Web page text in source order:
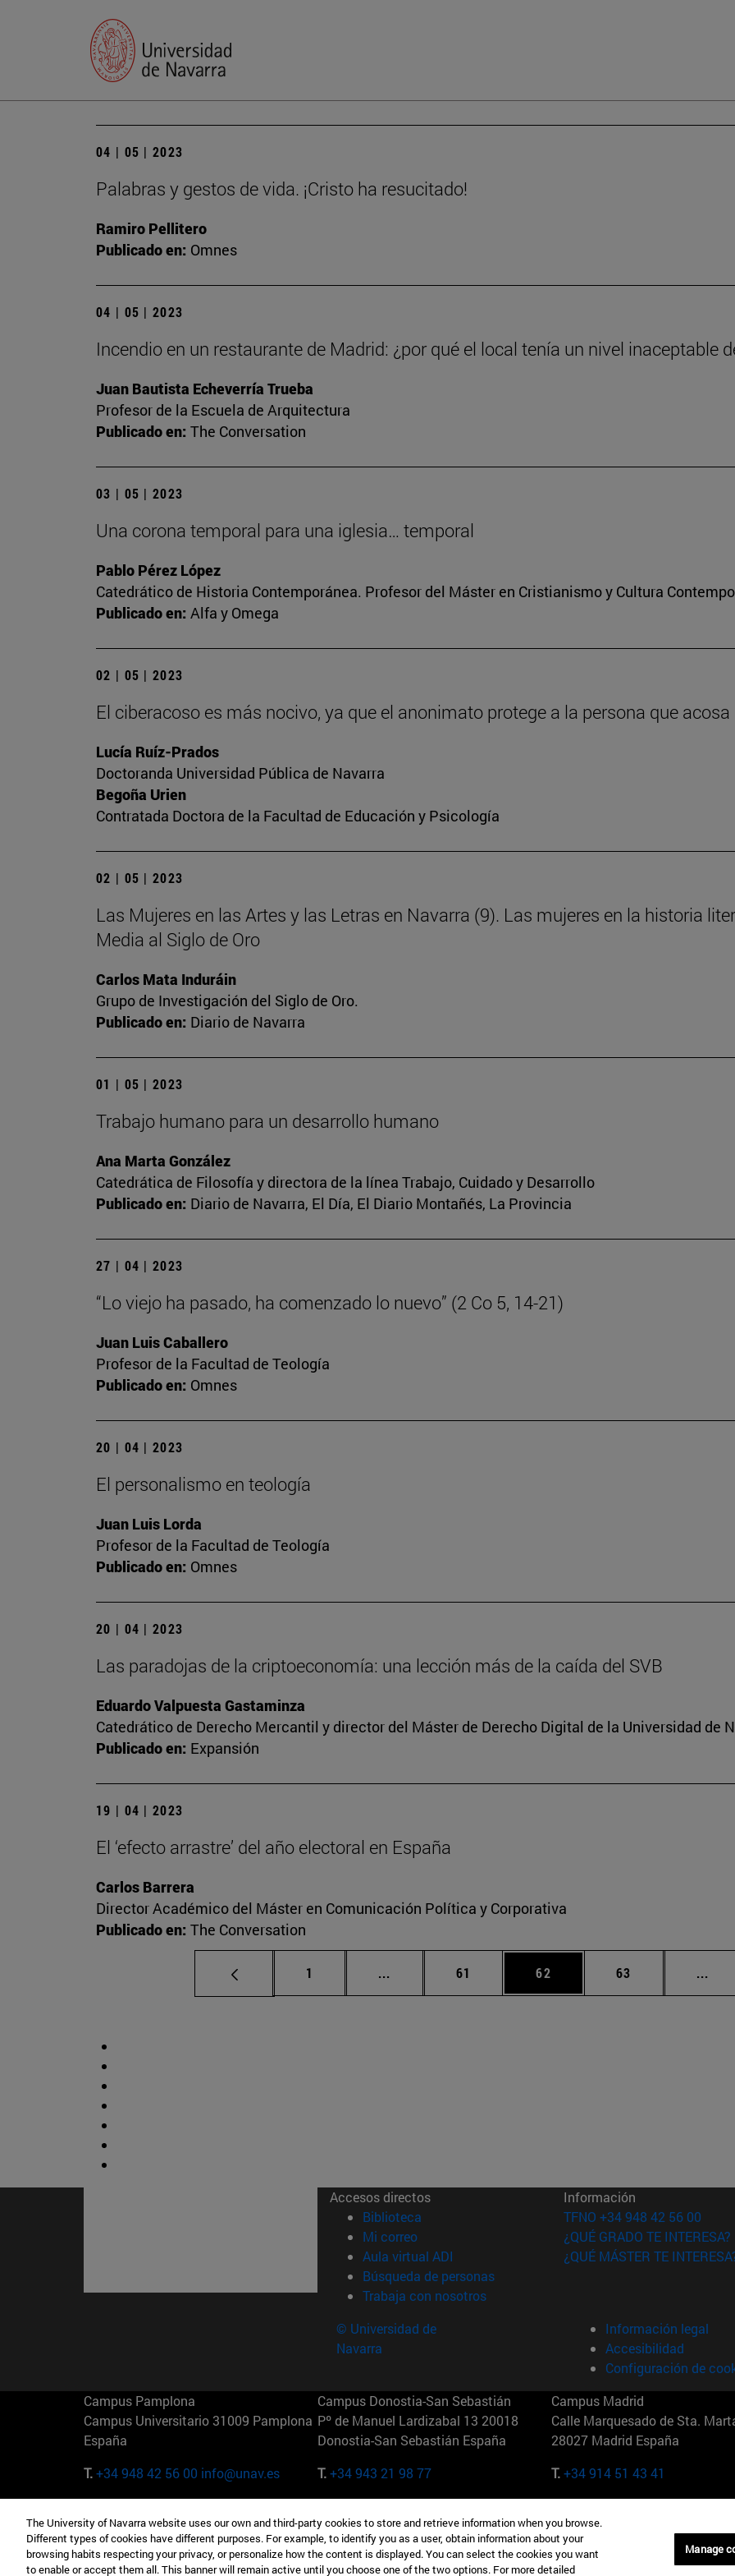
04 | 05 | 2023
Palabras y gestos de vida. ¡Cristo ha resucitado!
Ramiro Pellitero
Publicado en: Omnes
04 | 05 | 2023
Incendio en un restaurante de Madrid: ¿por qué el local tenía un nivel inaceptable
Juan Bautista Echeverría Trueba
Profesor de la Escuela de Arquitectura
Publicado en: The Conversation
03 | 05 | 2023
Una corona temporal para una iglesia… temporal
Pablo Pérez López
Catedrático de Historia Contemporánea. Profesor del Máster en Cristianismo y Cultura
Publicado en: Alfa y Omega
02 | 05 | 2023
El ciberacoso es más nocivo, ya que el anonimato protege a la persona que acosa
Lucía Ruíz-Prados
Doctoranda Universidad Pública de Navarra
Begoña Urien
Contratada Doctora de la Facultad de Educación y Psicología
02 | 05 | 2023
Las Mujeres en las Artes y las Letras en Navarra (9). Las mujeres en la historia
Media al Siglo de Oro
Carlos Mata Induráin
Grupo de Investigación del Siglo de Oro.
Publicado en: Diario de Navarra
01 | 05 | 2023
Trabajo humano para un desarrollo humano
Ana Marta González
Catedrática de Filosofía y directora de la línea Trabajo, Cuidado y Desarrollo
Publicado en: Diario de Navarra, El Día, El Diario Montañés, La Provincia
27 | 04 | 2023
“Lo viejo ha pasado, ha comenzado lo nuevo” (2 Co 5, 14-21)
Juan Luis Caballero
Profesor de la Facultad de Teología
Publicado en: Omnes
20 | 04 | 2023
El personalismo en teología
Juan Luis Lorda
Profesor de la Facultad de Teología
Publicado en: Omnes
20 | 04 | 2023
Las paradojas de la criptoeconomía: una lección más de la caída del SVB
Eduardo Valpuesta Gastaminza
Catedrático de Derecho Mercantil y director del Máster de Derecho Digital de la Universidad de
Publicado en: Expansión
19 | 04 | 2023
El ‘efecto arrastre’ del año electoral en España
Carlos Barrera
Director Académico del Máster en Comunicación Política y Corporativa
Publicado en: The Conversation
Página
1 ... Páginas intermedias Use TAB para desplazarse.
Página
61 Página
62 Página
63 ...
Accesos directos
Biblioteca (abre en nueva ventana)
Mi correo(abre en nueva ventana)
Aula virtual ADI (abre en nueva ventana)
Búsqueda de personas(abre en nueva ventana)
Trabaja con nosotros(abre en nueva ventana)
Información
TFNO +34 948 42 56 00
¿QUÉ GRADO TE INTERESA?
¿QUÉ MÁSTER TE
© Universidad de
Navarra
Información legal
Accesibilidad
Configuración de
Campus Pamplona
Campus Universitario 31009 Pamplona
España
T.+34 948 42 56 00 info@unav.es
Campus Donostia-San Sebastián
Pº de Manuel Lardizabal 13 20018
Donostia-San Sebastián España
T.+34 943 21 98 77
Campus Madrid
Calle Marquesado de Sta.
28027 Madrid España
T.+34 914 51 43 41
Camino del Cerro Águila 3 28023
Madrid España
165 W 57th St 10019-2201 Nueva York
EE.UU
Maria-Theresia-Straße 15 81675
Múnich Alemania
The University of Navarra website uses our own and third-party cookies to store and retrieve information when you browse.
Different types of cookies have different purposes. For example, to identify you as a user, obtain information about your
browsing habits respecting your privacy, or personalize how the content is displayed. You can select the cookies you want
to enable or accept them all. This banner will remain active until you choose one of the two options. For more detailed
Manage